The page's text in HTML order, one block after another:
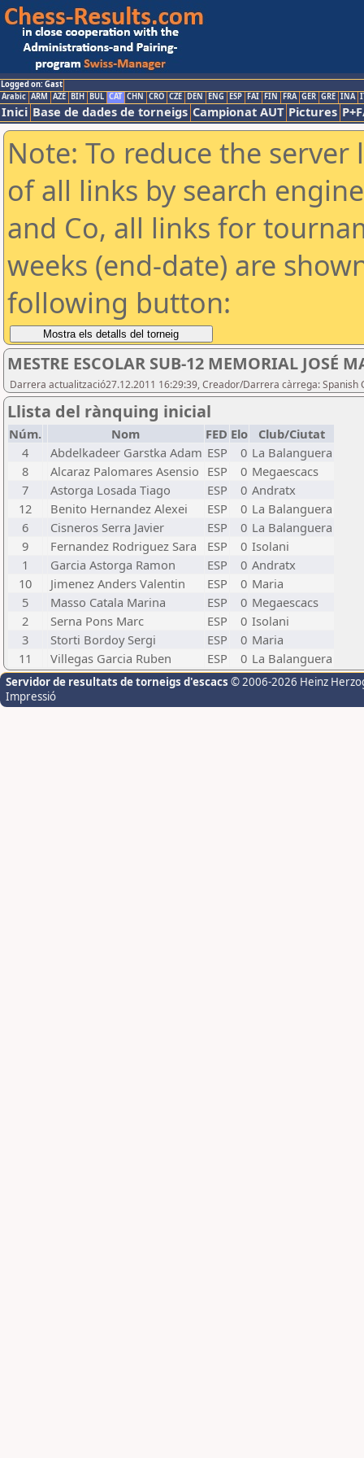
Logged on: Gast
Arabic ARM AZE BIH BUL CAT CHN CRO CZE DEN ENG ESP FAI FIN FRA GER GRE INA
Inici Base de dades de torneigs Campionat AUT Pictures
Note: To reduce the
of all links by search
and Co, all links for
weeks (end-date) are
following button:
MESTRE ESCOLAR SUB-12 MEMORIAL JOSÉ
Darrera actualització27.12.2011 16:29:39, Creador/Darrera càrrega: Spanish
Llista del rànquing inicial
Núm. Nom FED Elo
Club/Ciutat
4
Abdelkadeer Garstka Adam ESP 0 La Balanguera
8
Alcaraz Palomares Asensio ESP 0 Megaescacs
7
Astorga Losada Tiago ESP 0 Andratx
12
Benito Hernandez Alexei ESP 0 La Balanguera
6
Cisneros Serra Javier ESP 0 La Balanguera
9
Fernandez Rodriguez Sara ESP 0 Isolani
1
Garcia Astorga Ramon ESP 0 Andratx
10
Jimenez Anders Valentin ESP 0 Maria
5
Masso Catala Marina ESP 0 Megaescacs
2
Serna Pons Marc ESP 0 Isolani
3
Storti Bordoy Sergi ESP 0 Maria
11
Villegas Garcia Ruben ESP 0 La Balanguera
Servidor de resultats de torneigs d'escacs © 2006-2026 Heinz
Impressió